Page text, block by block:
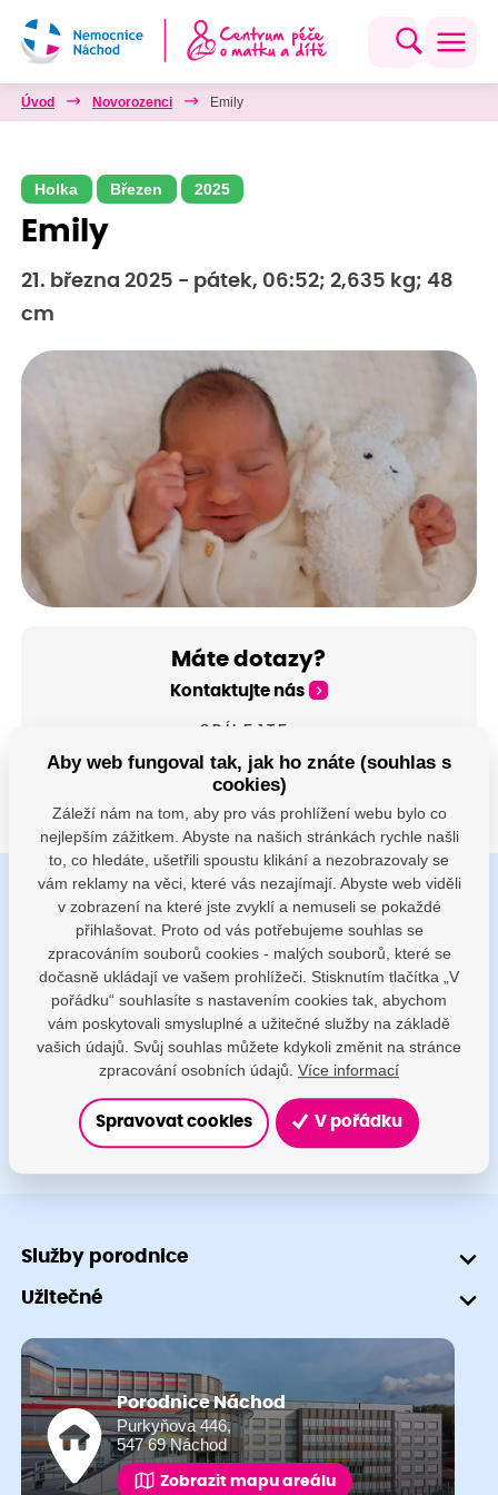
Úvod Novorozenci Emily
Holka Březen 2025
Emily
21. března 2025 - pátek, 06:52; 2,635 kg; 48
cm
Máte dotazy?
Kontaktujte nás
SDÍLEJTE:
Buďte s námi v kontaktu
Jsme k dispozici pokud potřebujete pomoci
porodnice@nemocnicenachod.cz
+420 491 601 745
Služby porodnice
Užitečné
Porodnice Náchod
Purkyňova 446,
547 69 Náchod
Zobrazit mapu areálu
Aby web fungoval tak, jak ho znáte (souhlas s
cookies)
Záleží nám na tom, aby pro vás prohlížení webu bylo co
nejlepším zážitkem. Abyste na našich stránkách rychle našli
to, co hledáte, ušetřili spoustu klikání a nezobrazovaly se
vám reklamy na věci, které vás nezajímají. Abyste web viděli
v zobrazení na které jste zvyklí a nemuseli se pokaždé
přihlašovat. Proto od vás potřebujeme souhlas se
zpracováním souborů cookies - malých souborů, které se
dočasně ukládají ve vašem prohlížeči. Stisknutím tlačítka „V
pořádku“ souhlasíte s nastavením cookies tak, abychom
vám poskytovali smysluplné a užitečné služby na základě
vašich údajů. Svůj souhlas můžete kdykoli změnit na stránce
zpracování osobních údajů. Více informací
Spravovat cookies V pořádku